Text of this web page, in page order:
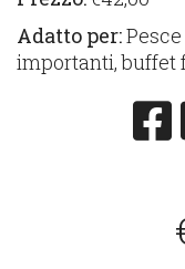
Adatto per:
importanti, buffet